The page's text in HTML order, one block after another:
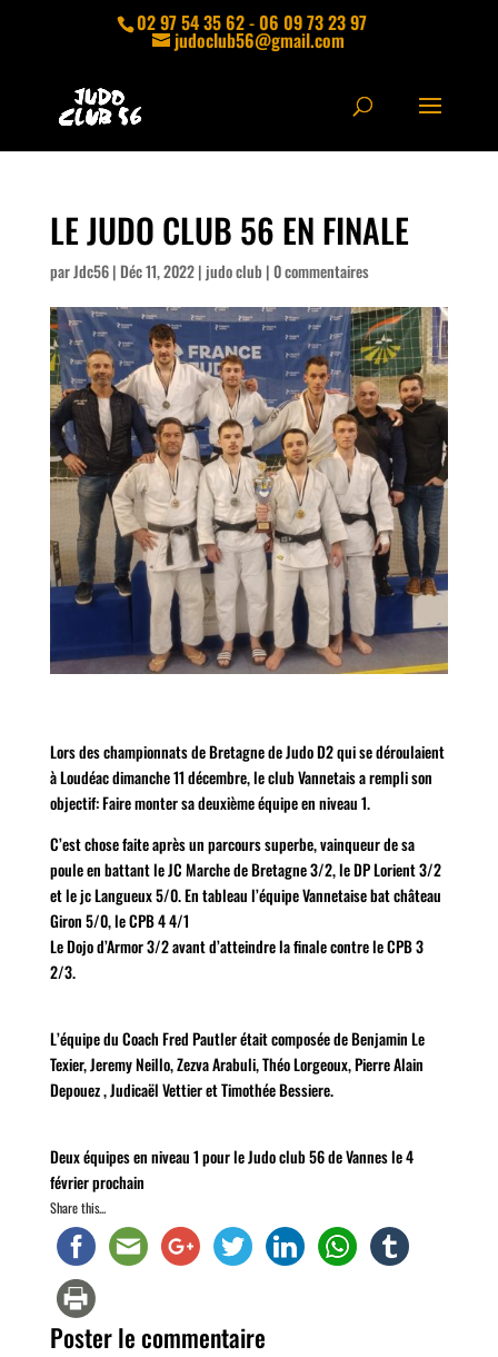
02 97 54 35 62 - 06 09 73 23 97
judoclub56@gmail.com
LE JUDO CLUB 56 EN FINALE
parJdc56| Déc 11, 2022| judo club |0 commentaires
Lors des championnats de Bretagne de Judo D2 qui se déroulaient
à Loudéac dimanche 11 décembre, le club Vannetais a rempli son
objectif: Faire monter sa deuxième équipe en niveau 1.
C’est chose faite après un parcours superbe, vainqueur de sa
poule en battant le JC Marche de Bretagne 3/2, le DP Lorient 3/2
et le jc Langueux 5/0. En tableau l’équipe Vannetaise bat château
Giron 5/0, le CPB 4 4/1
Le Dojo d’Armor 3/2 avant d’atteindre la finale contre le CPB 3
2/3.
L’équipe du Coach Fred Pautler était composée de Benjamin Le
Texier, Jeremy Neillo, Zezva Arabuli, Théo Lorgeoux, Pierre Alain
Depouez , Judicaël Vettier et Timothée Bessiere.
Deux équipes en niveau 1 pour le Judo club 56 de Vannes le 4
février prochain
Share this...
Poster le commentaire